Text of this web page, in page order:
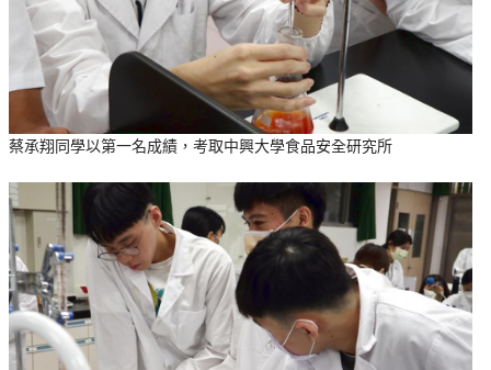
蔡承翔同學以第一名成績，考取中興大學食品安全研究所